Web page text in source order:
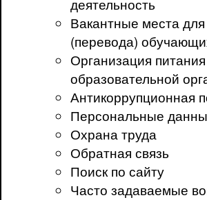
Вакантные места
(перевода)
Организация
образовательной
Антикоррупционная
Персональные
Охрана труда
Обратная связь
Поиск по сайту
Часто задаваемые